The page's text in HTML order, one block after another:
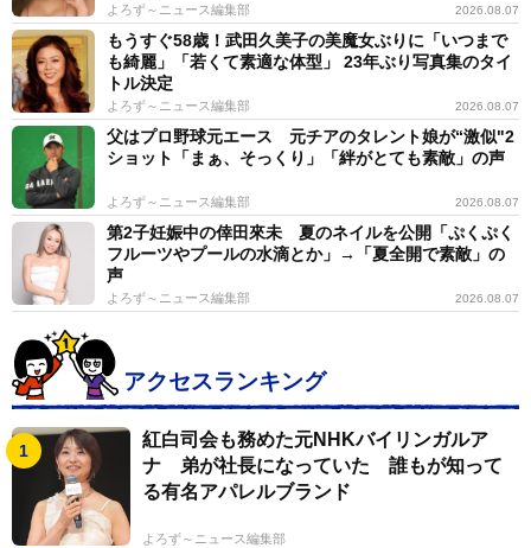
よろず～ニュース編集部 2026.08.07
もうすぐ58歳！武田久美子の美魔女ぶりに「いつまで
も綺麗」「若くて素適な体型」 23年ぶり写真集のタイ
トル決定
よろず～ニュース編集部 2026.08.07
父はプロ野球元エース 元チアのタレント娘が“激似"2
ショット「まぁ、そっくり」「絆がとても素敵」の声
よろず～ニュース編集部 2026.08.07
第2子妊娠中の倖田來未 夏のネイルを公開「ぷくぷく
フルーツやプールの水滴とか」→「夏全開で素敵」の
声
よろず～ニュース編集部 2026.08.07
アクセスランキング
紅白司会も務めた元NHKバイリンガルア
ナ 弟が社長になっていた 誰もが知って
る有名アパレルブランド
よろず～ニュース編集部